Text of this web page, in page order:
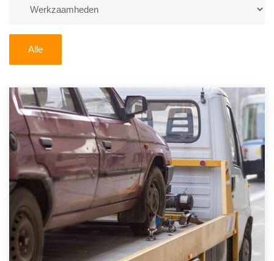
Zoekt u liever naar een sloperij in een andere plaats of
U kunt er ook voor kiezen om direct uw sloopauto te
verkopen en op te laten halen door de Sloopauto
Ophaaldienst van Autosloperijen.nl. Wij kunnen uw
auto gratis ophalen in Havelterberg. Neem
telefonisch contact op of maak een terugbelafspraak.
Wilt u direct een tweedehands auto onderdelen
offerte aanvragen? Dat kan via de Onderdelenlijn! Vul
uw kenteken in en druk op verzenden.
Wij kunnen u helpen met de inkoop van auto's van
eigenlijk alle merken, zoals Alfa Romeo, Audi, BMW,
Alle